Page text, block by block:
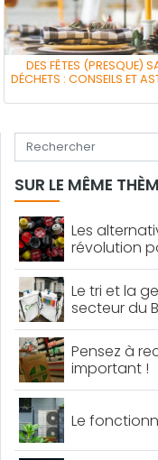
DES FÊTES (PRESQUE)
DÉCHETS : CONSEILS ET
Tapez votre recherche
SUR LE MÊME
Les
révolution
Le tri et la
secteur du
Pensez à
important !
Le